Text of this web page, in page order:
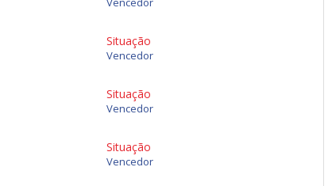
Situação
Vencedor
Situação
Vencedor
Situação
Vencedor